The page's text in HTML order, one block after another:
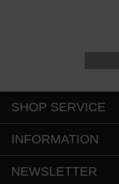
SHOP SERVICE
INFORMATION
NEWSLETTER